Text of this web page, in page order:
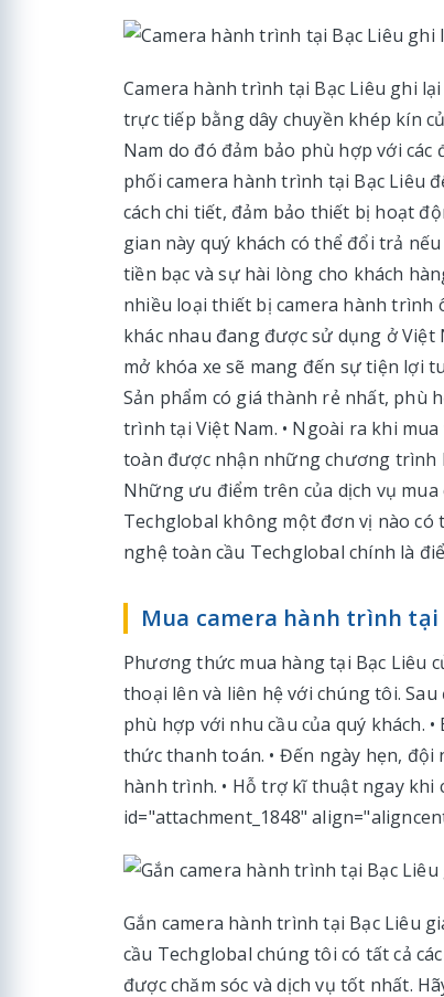
Camera hành trình tại Bạc Liêu ghi
trực tiếp bằng dây chuyền khép kín
Nam do đó đảm bảo phù hợp với
phối camera hành trình tại Bạc Liêu
cách chi tiết, đảm bảo thiết bị hoạt
gian này quý khách có thể đổi trả
tiền bạc và sự hài lòng cho khách
nhiều loại thiết bị camera hành trình
khác nhau đang được sử dụng ở
mở khóa xe sẽ mang đến sự tiện lợi
Sản phẩm có giá thành rẻ nhất, phù
trình tại Việt Nam. • Ngoài ra khi
toàn được nhận những chương trình
Những ưu điểm trên của dịch vụ
Techglobal không một đơn vị nào có
nghệ toàn cầu Techglobal chính là
Mua camera hành trình tại
Phương thức mua hàng tại Bạc Liêu
thoại lên và liên hệ với chúng tôi.
phù hợp với nhu cầu của quý khách.
thức thanh toán. • Đến ngày hẹn, đội
hành trình. • Hỗ trợ kĩ thuật ngay
id="attachment_1848"
Gắn camera hành trình tại Bạc Liêu
cầu Techglobal chúng tôi có tất cả
được chăm sóc và dịch vụ tốt nhất.